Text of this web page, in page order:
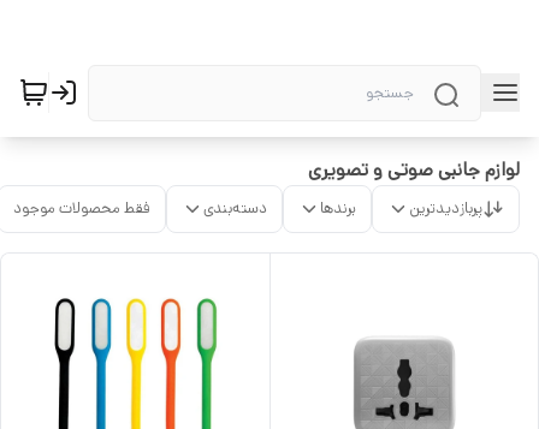
لوازم جانبی صوتی و تصویری
پربازدیدترین برندها دسته‌بندی فقط محصولات موجود